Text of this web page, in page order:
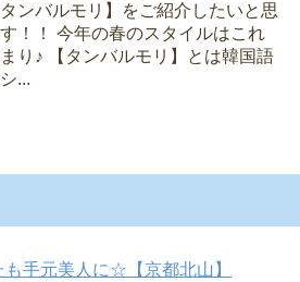
ンバルモリ】をご紹介したいと思
！！ 今年の春のスタイルはこれ
り♪ 【タンバルモリ】とは韓国語
...
手元美人に☆【京都北山】